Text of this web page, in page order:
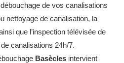
de vos canalisations
nettoyage de canalisation, la
que l’inspection télévisée de
canalisations 24h/7.
Basèclesintervient